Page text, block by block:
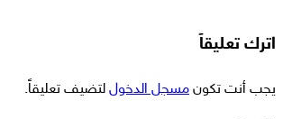
اترك تعليقاً
يجب أنت تكون مسجل الدخول لتضيف تعليقاً.